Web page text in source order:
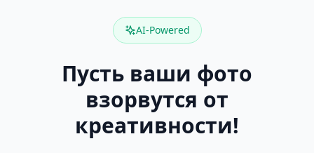
AI-Powered
Пусть ваши фото
взорвутся от
креативности!